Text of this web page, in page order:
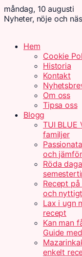
måndag, 10 augusti
Nyheter, nöje och
Hem
Cookie
Historia
Kontakt
Om oss
Tipsa oss
Blogg
TUI BLUE
familjer
och
Röda
Recept
och nyttigt
Lax i ugn
recept
Kan man
Guide
enkelt